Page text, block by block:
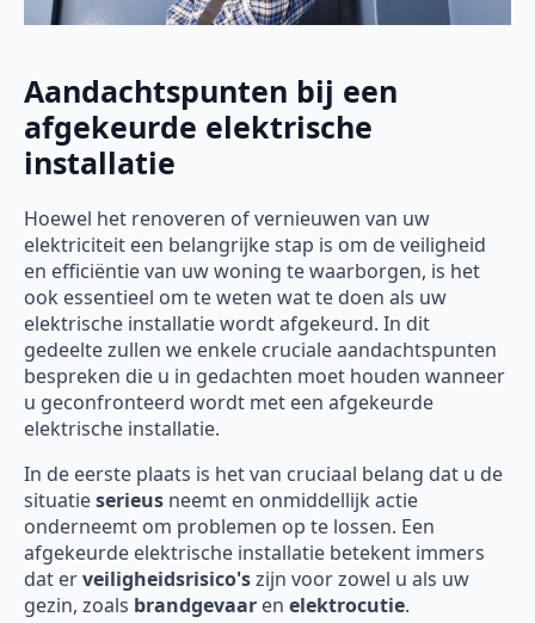
Aandachtspunten bij een
afgekeurde elektrische
installatie
Hoewel het renoveren of vernieuwen van uw
elektriciteit een belangrijke stap is om de veiligheid
en efficiëntie van uw woning te waarborgen, is het
ook essentieel om te weten wat te doen als uw
elektrische installatie wordt afgekeurd. In dit
gedeelte zullen we enkele cruciale aandachtspunten
bespreken die u in gedachten moet houden wanneer
u geconfronteerd wordt met een afgekeurde
elektrische installatie.
In de eerste plaats is het van cruciaal belang dat u de
situatieserieus neemt en onmiddellijk actie
onderneemt om problemen op te lossen. Een
afgekeurde elektrische installatie betekent immers
dat erveiligheidsrisico'szijn voor zowel u als uw
gezin, zoals brandgevaar en elektrocutie.